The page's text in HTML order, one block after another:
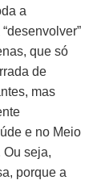
a
que só
de
mas
e no Meio
Ou seja,
porque a